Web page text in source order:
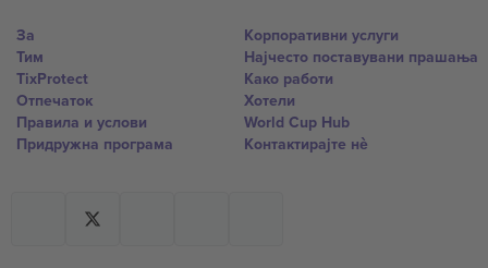
За
Тим
TixProtect
Отпечаток
Правила и услови
Придружна програма
Корпоративни услуги
Најчесто поставувани прашања
Како работи
Хотели
World Cup Hub
Контактирајте нѐ